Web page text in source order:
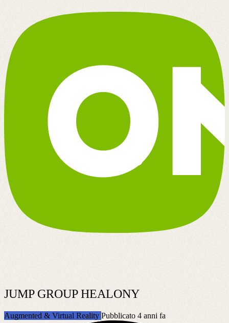
JUMP GROUP HEALONY
Augmented & Virtual Reality Pubblicato 4 anni fa